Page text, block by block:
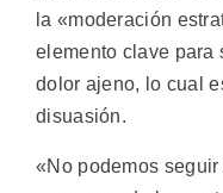
la «moderación
elemento clave para
dolor ajeno, lo cual
disuasión.
«No podemos